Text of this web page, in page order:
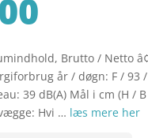
Brutto / Netto
år / døgn: F / 93
39 dB(A) Mål i cm (H /
Hvi … læs mere her